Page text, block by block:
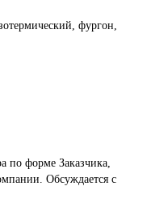
фургон,
по форме Заказчика,
Обсуждается с